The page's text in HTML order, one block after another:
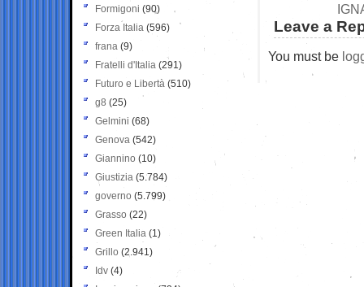
Leave a
You must be
Formigoni (90)
Forza Italia (596)
frana (9)
Fratelli d'Italia (291)
Futuro e Libertà (510)
g8 (25)
Gelmini (68)
Genova (542)
Giannino (10)
Giustizia (5.784)
governo (5.799)
Grasso (22)
Green Italia (1)
Grillo (2.941)
Idv (4)